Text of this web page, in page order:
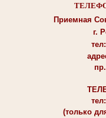
Приемная
г.
(только